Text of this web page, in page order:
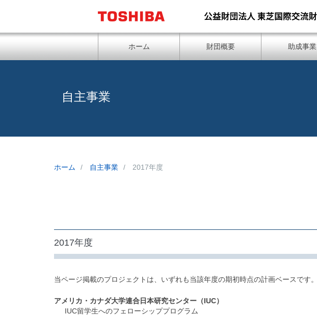
ホーム 財団概要 助成事業
自主事業
ホーム 自主事業 2017年度
2017年度
当ページ掲載のプロジェクトは、いずれも当該年度の期初時点の計画ベースです。
アメリカ・カナダ大学連合日本研究センター（IUC）
IUC留学生へのフェローシッププログラム